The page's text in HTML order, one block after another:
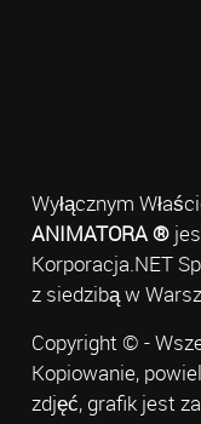
Wyłącznym
ANIMATORA ®
Korporacja.NET
z siedzibą w
Copyright © -
Kopiowanie,
zdjęć, grafik jest